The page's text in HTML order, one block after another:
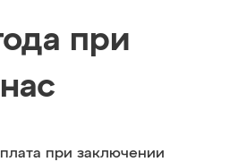
при
при заключении